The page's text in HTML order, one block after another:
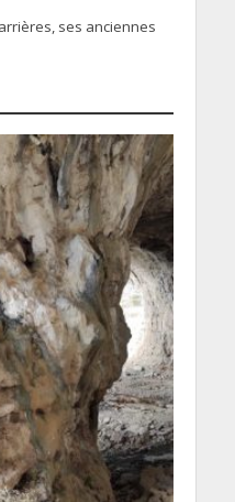
ses anciennes